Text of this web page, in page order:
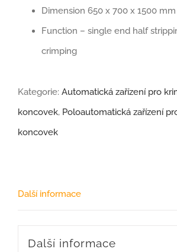
Dimension 650 x 700 x 1500 mm
Function – single end half
crimping
Kategorie: Automatická zařízení pro
koncovek, Poloautomatická zařízení
koncovek
Další informace
Další informace